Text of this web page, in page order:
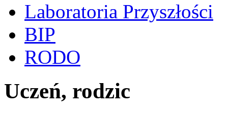
Laboratoria Przyszłości
BIP
RODO
Uczeń, rodzic